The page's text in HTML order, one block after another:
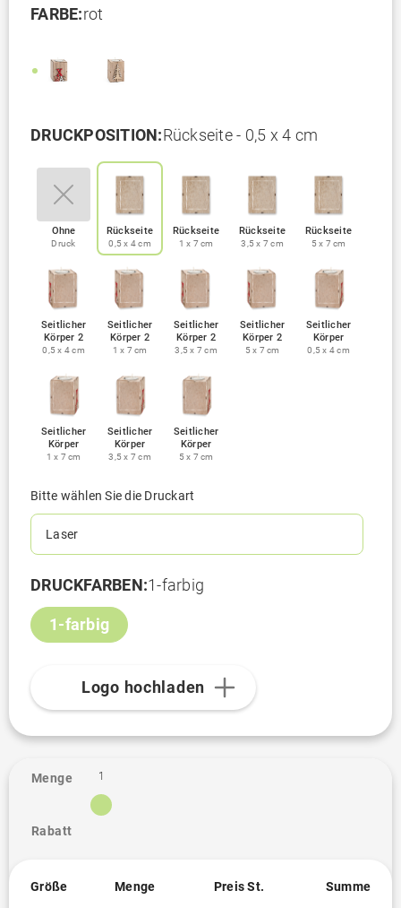
FARBE:rot
DRUCKPOSITION:Rückseite - 0,5 x 4 cm
Ohne
Druck
Rückseite
0,5 x 4 cm
Rückseite
1 x 7 cm
Rückseite
3,5 x 7 cm
Rückseite
5 x 7 cm
Seitlicher
Körper 2
0,5 x 4 cm
Seitlicher
Körper 2
1 x 7 cm
Seitlicher
Körper 2
3,5 x 7 cm
Seitlicher
Körper 2
5 x 7 cm
Seitlicher
Körper
0,5 x 4 cm
Seitlicher
Körper
1 x 7 cm
Seitlicher
Körper
3,5 x 7 cm
Seitlicher
Körper
5 x 7 cm
Bitte wählen Sie die Druckart
Laser
DRUCKFARBEN:1-farbig
1-farbig
Logo hochladen
Menge
Rabatt
1
Größe Menge Preis St. Summe